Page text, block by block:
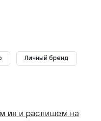
Личный бренд
их и распишем на